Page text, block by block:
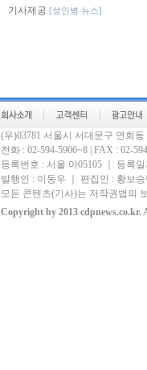
기사제공 [성인병 뉴스]
(우)03781 서울시 서대문구 연희
전화 : 02-594-5906~8 | FAX : 02-
등록번호 : 서울 아05105 ｜ 등록
발행인 : 이동우 ｜ 편집인 : 황보
모든 콘텐츠(기사)는 저작권법의
Copyright by 2013 cdpnews.co.kr.